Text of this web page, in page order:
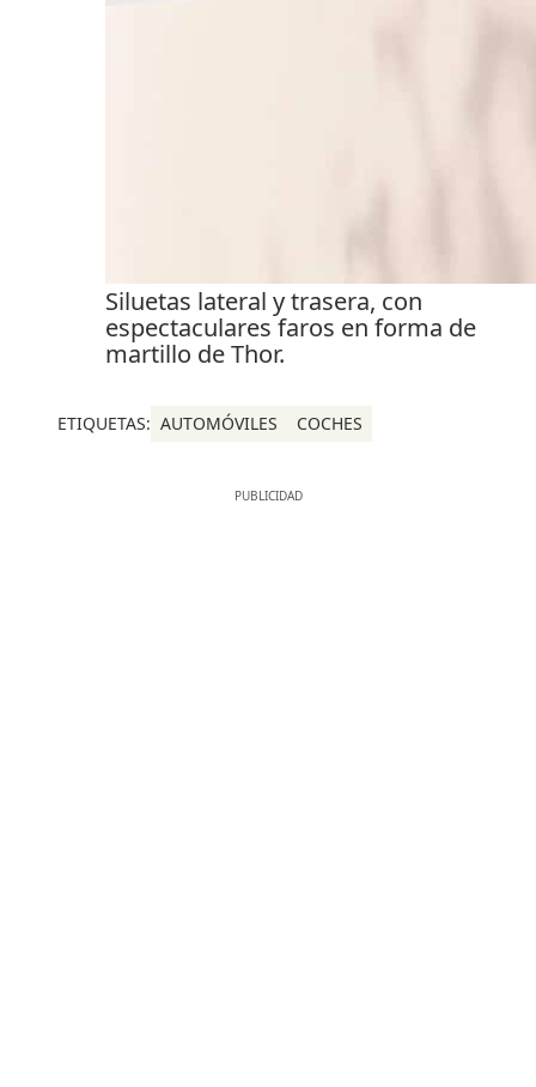
Siluetas lateral y trasera, con
espectaculares faros en forma de
martillo de Thor.
ETIQUETAS: AUTOMÓVILES COCHES